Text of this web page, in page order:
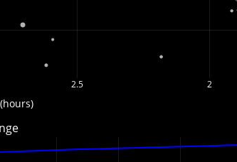
2.5 2